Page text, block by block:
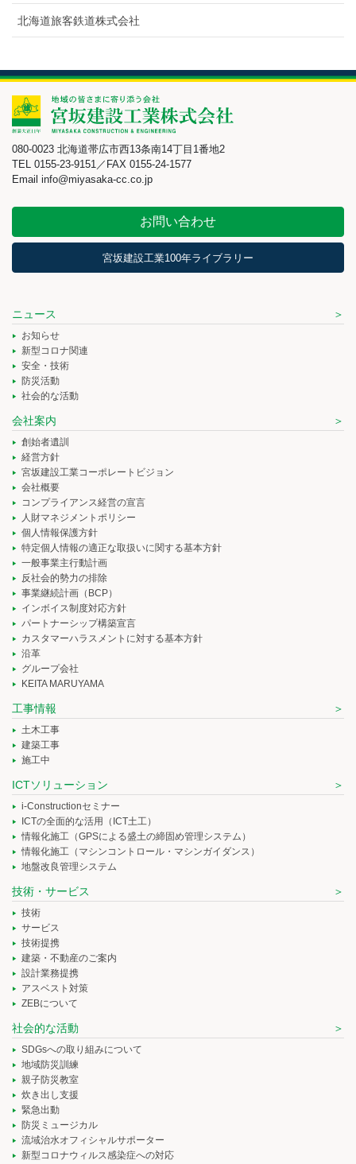
北海道旅客鉄道株式会社
080-0023 北海道帯広市西13条南14丁目1番地2
TEL 0155-23-9151／FAX 0155-24-1577
Email info@miyasaka-cc.co.jp
お問い合わせ
宮坂建設工業100年ライブラリー
ニュース
お知らせ
新型コロナ関連
安全・技術
防災活動
社会的な活動
会社案内
創始者遺訓
経営方針
宮坂建設工業コーポレートビジョン
会社概要
コンプライアンス経営の宣言
人財マネジメントポリシー
個人情報保護方針
特定個人情報の適正な取扱いに関する基本方針
一般事業主行動計画
反社会的勢力の排除
事業継続計画（BCP）
インボイス制度対応方針
パートナーシップ構築宣言
カスタマーハラスメントに対する基本方針
沿革
グループ会社
KEITA MARUYAMA
工事情報
土木工事
建築工事
施工中
ICTソリューション
i-Constructionセミナー
ICTの全面的な活用（ICT土工）
情報化施工（GPSによる盛土の締固め管理システム）
情報化施工（マシンコントロール・マシンガイダンス）
地盤改良管理システム
技術・サービス
技術
サービス
技術提携
建築・不動産のご案内
設計業務提携
アスベスト対策
ZEBについて
社会的な活動
SDGsへの取り組みについて
地域防災訓練
親子防災教室
炊き出し支援
緊急出動
防災ミュージカル
流域治水オフィシャルサポーター
新型コロナウィルス感染症への対応